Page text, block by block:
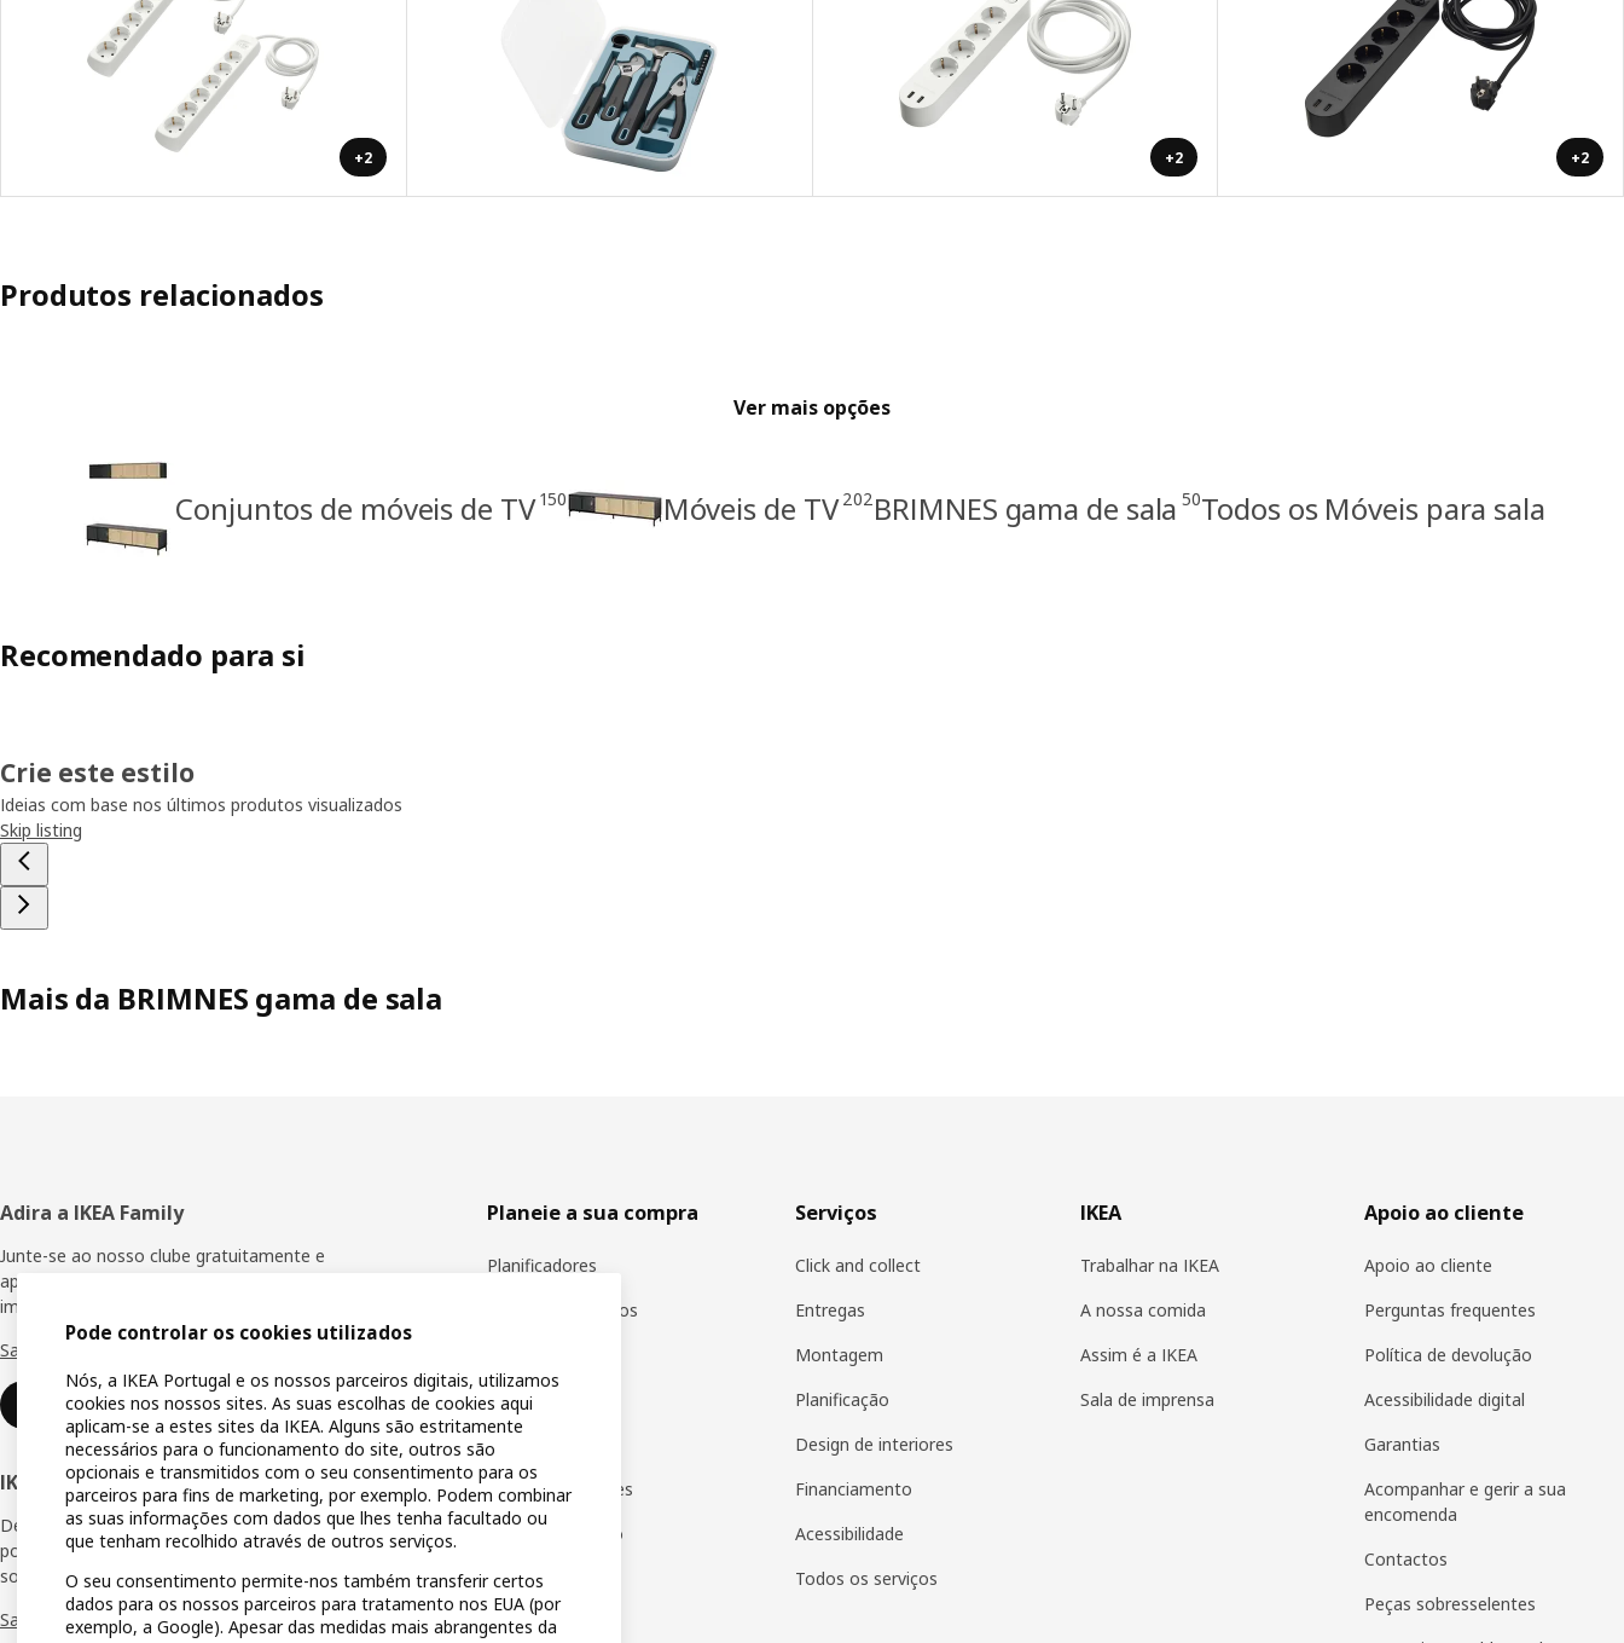
+2 +2 +2
Produtos relacionados
Ver mais opções
Conjuntos de móveis de TV 150 Móveis de TV 202 BRIMNES gama de sala 50Todos os Móveis para sala
Recomendado para si
Crie este estilo
Ideias com base nos últimos produtos visualizados
Skip listing
Mais da BRIMNES gama de sala
Rodapé
Adira a IKEA Family
Junte-se ao nosso clube gratuitamente e
aproveite recompensas e vantagens
imediatas.
Saber mais
Aderir agora
IKEA Business Network
Descubra todas as vantagens e serviços que
podem ajudar a tornar real o seu negócio de
sonho.
Saber mais
Planeie a sua compra
Planificadores
Todos os produtos
Onde estamos
Cartão presente
Lista de presentes
Guias de produto
Guias de compra
IKEA app
Serviços
Click and collect
Entregas
Montagem
Planificação
Design de interiores
Financiamento
Acessibilidade
Todos os serviços
IKEA
Trabalhar na IKEA
A nossa comida
Assim é a IKEA
Sala de imprensa
Apoio ao cliente
Apoio ao cliente
Perguntas frequentes
Política de devolução
Acessibilidade digital
Garantias
Acompanhar e gerir a sua
encomenda
Contactos
Peças sobresselentes
Pode controlar os cookies utilizados
Nós, a IKEA Portugal e os nossos parceiros digitais, utilizamos
cookies nos nossos sites. As suas escolhas de cookies aqui
aplicam-se a estes sites da IKEA. Alguns são estritamente
necessários para o funcionamento do site, outros são
opcionais e transmitidos com o seu consentimento para os
parceiros para fins de marketing, por exemplo. Podem combinar
as suas informações com dados que lhes tenha facultado ou
que tenham recolhido através de outros serviços.
O seu consentimento permite-nos também transferir certos
dados para os nossos parceiros para tratamento nos EUA (por
exemplo, a Google). Apesar das medidas mais abrangentes da